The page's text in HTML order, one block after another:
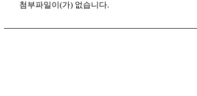
첨부파일이(가) 없습니다.